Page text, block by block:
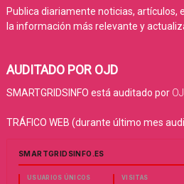
Publica diariamente noticias, artículos,
la información más relevante y
AUDITADO POR OJD
SMARTGRIDSINFO está auditado por
TRÁFICO WEB (durante último mes